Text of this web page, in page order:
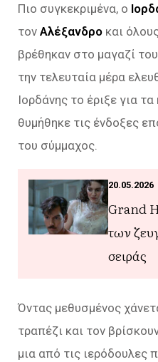
Πιο συγκεκριμένα, ο
τον Αλέξανδρο και
βρέθηκαν στο μαγαζί του
την τελευταία μέρα
Ιορδάνης το έριξε για
θυμήθηκε τις ένδοξες
του σύμμαχος.
20.05.2026
Grand
των
σειράς
Όντας μεθυσμένος
τραπέζι και τον
μια από τις ιερόδουλες